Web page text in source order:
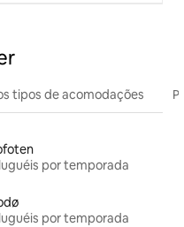
tipos de acomodações
por temporada
por temporada